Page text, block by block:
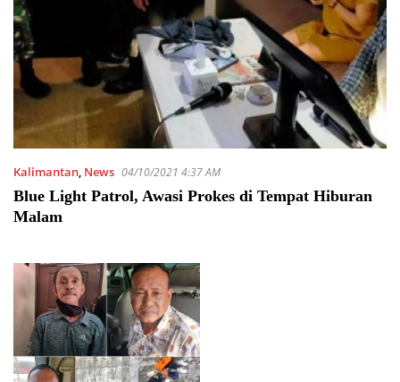
Kalimantan, News 04/10/2021 4:37 AM
Blue Light Patrol, Awasi Prokes di Tempat Hiburan
Malam